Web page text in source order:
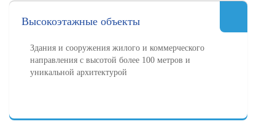
Высокоэтажные объекты
Здания и сооружения жилого и коммерческого
направления с высотой более 100 метров и
уникальной архитектурой